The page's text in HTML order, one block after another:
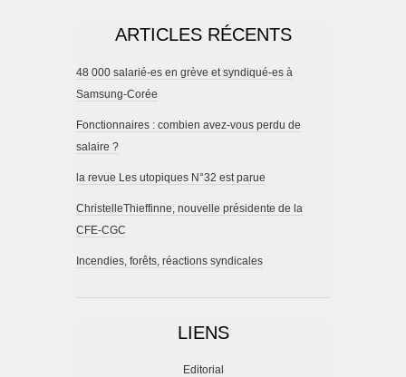
ARTICLES RÉCENTS
48 000 salarié-es en grève et syndiqué-es à
Samsung-Corée
Fonctionnaires : combien avez-vous perdu de
salaire ?
la revue Les utopiques N°32 est parue
ChristelleThieffinne, nouvelle présidente de la
CFE-CGC
Incendies, forêts, réactions syndicales
LIENS
Editorial